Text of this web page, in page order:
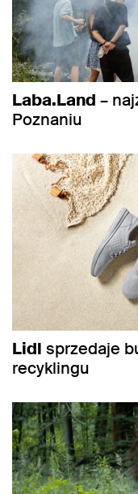
Laba.Land –
Poznaniu
Lidl sprzedaje
recyklingu